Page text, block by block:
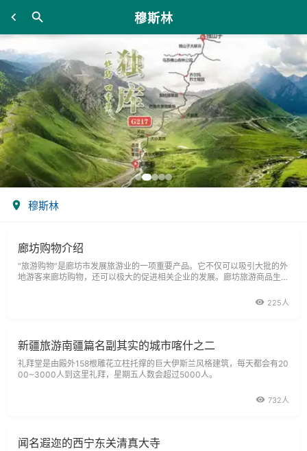
穆斯林
穆斯林
廊坊购物介绍
“旅游购物”是廊坊市发展旅游业的一项重要产品。它不仅可以吸引大批的外
地游客来廊坊购物，还可以极大的促进相关企业的发展。廊坊旅游商品生产
225人
新疆旅游南疆篇名副其实的城市喀什之二
礼拜堂是由殿外158根雕花立柱托撑的巨大伊斯兰风格建筑，每天都会有20
00~3000人到这里礼拜，星期五人数会超过5000人。
732人
闻名遐迩的西宁东关清真大寺